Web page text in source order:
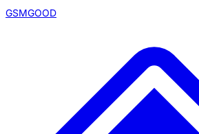
GSMGOOD